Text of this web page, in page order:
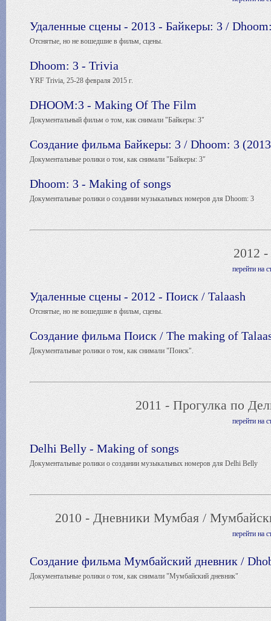
Удаленные сцены - 2013 - Байкеры: 3 /
Отснятые, но не вошедшие в фильм, сцены.
Dhoom: 3 - Trivia
YRF Trivia, 25-28 февраля 2015 г.
DHOOM:3 - Making Of The Film
Документальный фильм о том, как снимали "Байкеры: 3"
Создание фильма Байкеры: 3 / Dhoom: 3
Документальные ролики о том, как снимали "Байкеры: 3"
Dhoom: 3 - Making of songs
Документальные ролики о создании музыкальных номеров для Dhoom: 3
2012
перейти на
Удаленные сцены - 2012 - Поиск / Talaash
Отснятые, но не вошедшие в фильм, сцены.
Создание фильма Поиск / The making of
Документальные ролики о том, как снимали "Поиск".
2011 - Прогулка по
перейти на
Delhi Belly - Making of songs
Документальные ролики о создании музыкальных номеров для Delhi Belly
2010 - Дневники Мумбая /
перейти на
Создание фильма Мумбайский дневник /
Документальные ролики о том, как снимали "Мумбайский дневник"